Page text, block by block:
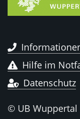
Hilfe im
Datenschutz
© UB Wuppertal